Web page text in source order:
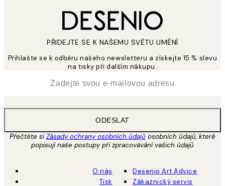
PŘIDEJTE SE K NAŠEMU SVĚTU UMĚNÍ
Přihlašte se k odběru našeho newsletteru a získejte 15 % slevu
na tisky při dalším nákupu.
ODESLAT
Přečtěte siZásady ochrany osobních údajů osobních údajů, které
popisují naše postupy při zpracovávání vašich údajů
O nás
Tisk
Desenio Art Advice
Zákaznický servis